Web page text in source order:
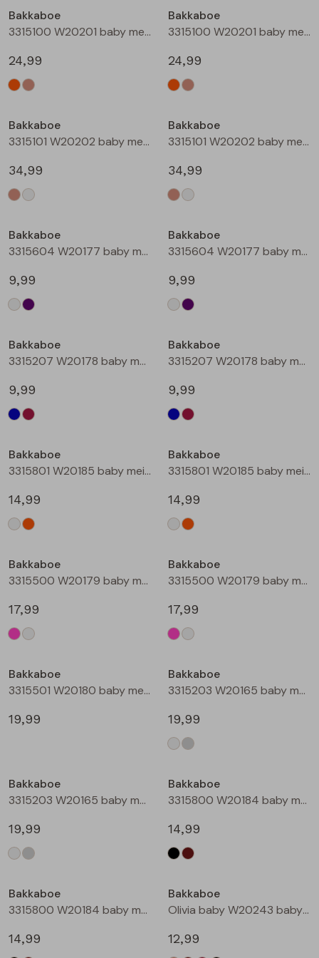
Blouses lange mouw
Sweatshirts
Gilet spencers
Jackjes
Blazers
Bermuda's
Bermuda's
Lange broek
Jackjes
Jassen
Leggings
Rokken
Lange broeken
Lange broeken
Leggings
T-shirts lange mouw
Tops
Vesten
Bakkaboe
3315100 W20201 baby meisjes buiten jack Perzik
24,99
Bakkaboe
3315100 W20201 baby meisjes buiten jack Zand
24,99
Bakkaboe
3315101 W20202 baby meisjes buiten jack Taupe
34,99
Bakkaboe
3315101 W20202 baby meisjes buiten jack Champagne
34,99
Bakkaboe
3315604 W20177 baby meisjes T-shirt lm Cream
9,99
Bakkaboe
3315604 W20177 baby meisjes T-shirt lm Lila
9,99
Bakkaboe
3315207 W20178 baby meisjes lange broek Marine
9,99
Bakkaboe
3315207 W20178 baby meisjes lange broek Wijnrood
9,99
Bakkaboe
3315801 W20185 baby meisjes rok kort Champagne
14,99
Bakkaboe
3315801 W20185 baby meisjes rok kort Perzik
14,99
Bakkaboe
3315500 W20179 baby meisjes gilet/hesje Cerise
17,99
Bakkaboe
3315500 W20179 baby meisjes gilet/hesje Cream
17,99
Bakkaboe
3315501 W20180 baby meisjes gilet/hesje Taupe
19,99
Bakkaboe
3315203 W20165 baby meisjes lange broek Cream
19,99
Bakkaboe
3315203 W20165 baby meisjes lange broek Grijs midden
19,99
Bakkaboe
3315800 W20184 baby meisjes rok kort Zwart
14,99
Bakkaboe
3315800 W20184 baby meisjes rok kort Bruin donker
14,99
Bakkaboe
Olivia baby W20243 baby meisjes T-shirt lm Kit
12,99